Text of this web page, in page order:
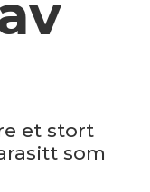
et stort
som